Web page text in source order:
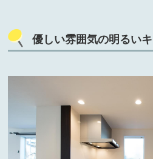
優しい雰囲気の明るい